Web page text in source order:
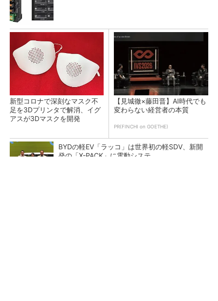
新型コロナで深刻なマスク不
足を3Dプリンタで解消、イグ
アスが3Dマスクを開発
【見城徹×藤田晋】AI時代でも
変わらない経営者の本質
PR(FINCHI on GOETHE)
BYDの軽EV「ラッコ」は世界初の軽SDV、新開
発の「X-PACK」に電動システ...